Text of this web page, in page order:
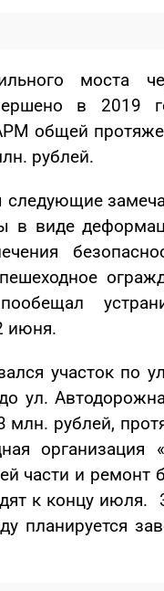
в 2019
общей
рублей.
в виде
июня.
участок по
ул.
млн. рублей,
организация
части и ремонт
к концу июля.
планируется